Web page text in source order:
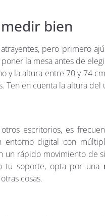
bien
pero primero
la mesa antes de
y la altura entre 70 y 74 cm
en cuenta la altura del
escritorios, es
digital con
un rápido movimiento de
tu soporte, opta por una
cosas.